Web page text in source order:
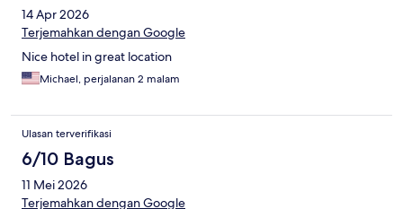
14 Apr 2026
Terjemahkan dengan Google
Nice hotel in great location
Michael, perjalanan 2 malam
Ulasan terverifikasi
6/10 Bagus
11 Mei 2026
Terjemahkan dengan Google